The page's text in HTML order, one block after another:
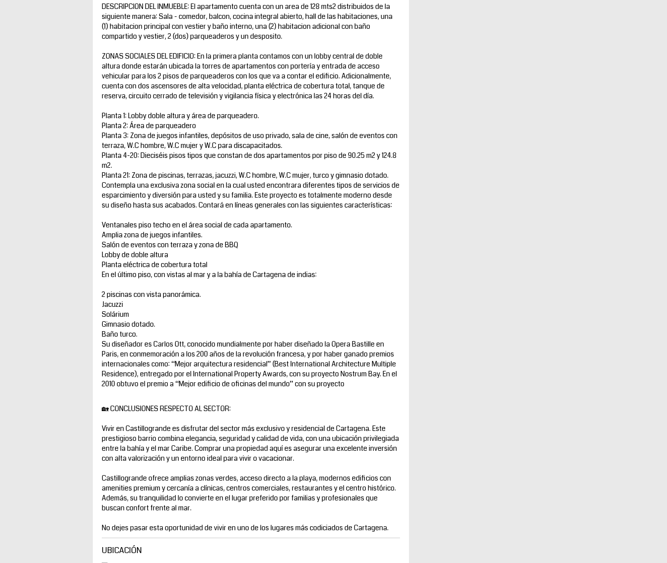
DESCRIPCION DEL INMUEBLE: El apartamento cuenta con un area de 128 mts2 distribuidos de la
siguiente manera: Sala - comedor, balcon, cocina integral abierto, hall de las habitaciones, una
(1) habitacion principal con vestier y baño interno, una (2) habitacion adicional con baño
compartido y vestier, 2 (dos) parqueaderos y un desposito.
ZONAS SOCIALES DEL EDIFICIO: En la primera planta contamos con un lobby central de doble
altura donde estarán ubicada la torres de apartamentos con portería y entrada de acceso
vehicular para los 2 pisos de parqueaderos con los que va a contar el edificio. Adicionalmente,
cuenta con dos ascensores de alta velocidad, planta eléctrica de cobertura total, tanque de
reserva, circuito cerrado de televisión y vigilancia física y electrónica las 24 horas del día.
Planta 1: Lobby doble altura y área de parqueadero.
Planta 2: Área de parqueadero
Planta 3: Zona de juegos infantiles, depósitos de uso privado, sala de cine, salón de eventos con
terraza, W.C hombre, W.C mujer y W.C para discapacitados.
Planta 4-20: Dieciséis pisos tipos que constan de dos apartamentos por piso de 90.25 m2 y 124.8
m2.
Planta 21: Zona de piscinas, terrazas, jacuzzi, W.C hombre, W.C mujer, turco y gimnasio dotado.
Contempla una exclusiva zona social en la cual usted encontrara diferentes tipos de servicios de
esparcimiento y diversión para usted y su familia. Este proyecto es totalmente moderno desde
su diseño hasta sus acabados. Contará en líneas generales con las siguientes características:
Ventanales piso techo en el área social de cada apartamento.
Amplia zona de juegos infantiles.
Salón de eventos con terraza y zona de BBQ
Lobby de doble altura
Planta eléctrica de cobertura total
En el último piso, con vistas al mar y a la bahía de Cartagena de indias:
2 piscinas con vista panorámica.
Jacuzzi
Solárium
Gimnasio dotado.
Baño turco.
Su diseñador es Carlos Ott, conocido mundialmente por haber diseñado la Opera Bastille en
Paris, en conmemoración a los 200 años de la revolución francesa, y por haber ganado premios
internacionales como: “Mejor arquitectura residencial” (Best International Architecture Multiple
Residence), entregado por el International Property Awards, con su proyecto Nostrum Bay. En el
2010 obtuvo el premio a “Mejor edificio de oficinas del mundo” con su proyecto
🏡 CONCLUSIONES RESPECTO AL SECTOR:
Vivir en Castillogrande es disfrutar del sector más exclusivo y residencial de Cartagena. Este
prestigioso barrio combina elegancia, seguridad y calidad de vida, con una ubicación privilegiada
entre la bahía y el mar Caribe. Comprar una propiedad aquí es asegurar una excelente inversión
con alta valorización y un entorno ideal para vivir o vacacionar.
Castillogrande ofrece amplias zonas verdes, acceso directo a la playa, modernos edificios con
amenities premium y cercanía a clínicas, centros comerciales, restaurantes y el centro histórico.
Además, su tranquilidad lo convierte en el lugar preferido por familias y profesionales que
buscan confort frente al mar.
No dejes pasar esta oportunidad de vivir en uno de los lugares más codiciados de Cartagena.
UBICACIÓN